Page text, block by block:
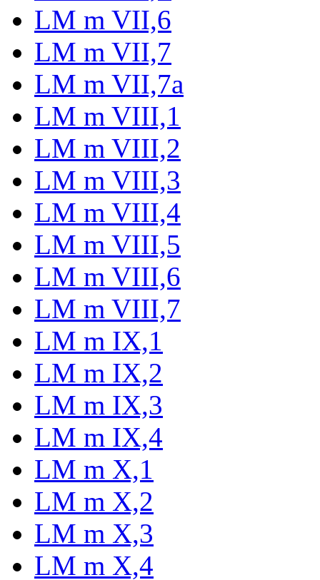
LM m VII,6
LM m VII,7
LM m VII,7a
LM m VIII,1
LM m VIII,2
LM m VIII,3
LM m VIII,4
LM m VIII,5
LM m VIII,6
LM m VIII,7
LM m IX,1
LM m IX,2
LM m IX,3
LM m IX,4
LM m X,1
LM m X,2
LM m X,3
LM m X,4